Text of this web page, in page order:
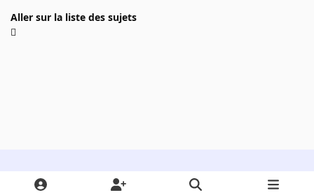
Aller sur la liste des sujets
Light ModeDark ModeSystem Preference